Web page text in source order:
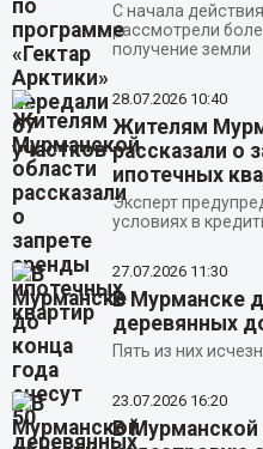
С начала
рассмотрели
получение земли
28.07.2026 10:40
Жителям
рассказали о
ипотечных
Эксперт
условиях в
27.07.2026 11:30
В Мурманске
деревянных
Пять из них
23.07.2026 16:20
В Мурманской